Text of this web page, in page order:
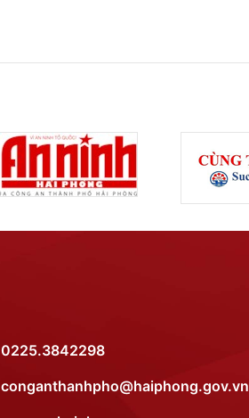
0225.3842298
conganthanhpho@haiphong.gov.vn